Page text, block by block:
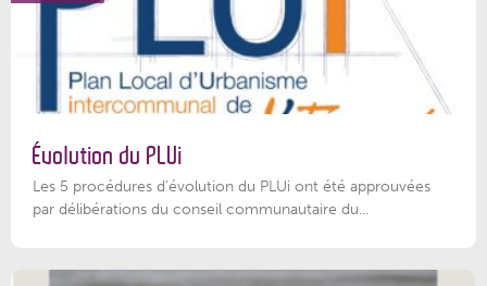
Évolution du PLUi
Les 5 procédures d’évolution du PLUi ont été approuvées
par délibérations du conseil communautaire du...